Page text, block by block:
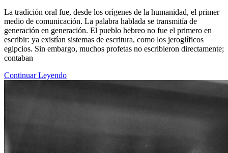
La tradición oral fue, desde los orígenes de la humanidad, el primer
medio de comunicación. La palabra hablada se transmitía de
generación en generación. El pueblo hebreo no fue el primero en
escribir: ya existían sistemas de escritura, como los jeroglíficos
egipcios. Sin embargo, muchos profetas no escribieron directamente;
contaban
Continuar Leyendo